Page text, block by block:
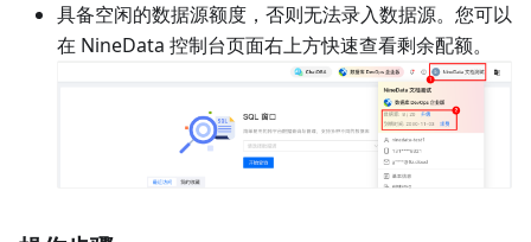
具备空闲的数据源额度，否则无法录入数据源。您可以
在 NineData 控制台页面右上方快速查看剩余配额。